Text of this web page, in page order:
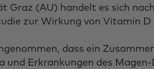
Graz (AU) handelt es sich
zur Wirkung von Vitamin
dass ein
und Erkrankungen des